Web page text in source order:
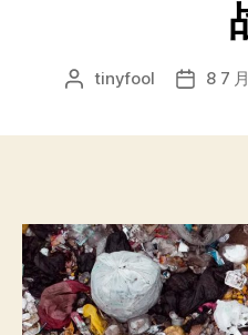
文 tinyfool
发 8 7